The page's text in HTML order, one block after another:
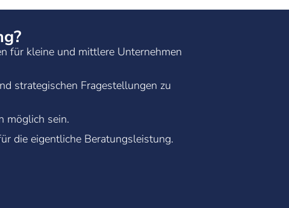
für kleine und mittlere Unternehmen
strategischen Fragestellungen zu
möglich sein.
die eigentliche Beratungsleistung.